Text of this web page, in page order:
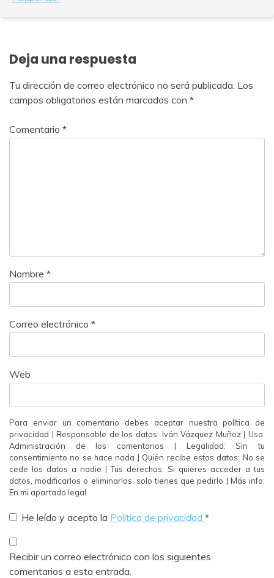
Deja una respuesta
Tu dirección de correo electrónico no será publicada. Los
campos obligatorios están marcados con *
Comentario *
Nombre *
Correo electrónico *
Web
Para enviar un comentario debes aceptar nuestra política de
privacidad | Responsable de los datos: Iván Vázquez Muñoz | Uso:
Administración de los comentarios | Legalidad: Sin tu
consentimiento no se hace nada | Quién recibe estos datos: No se
cede los datos a nadie | Tus derechos: Si quieres acceder a tus
datos, modificarlos o eliminarlos, solo tienes que pedirlo | Más info:
En mi apartado legal.
He leído y acepto la Política de privacidad *
Recibir un correo electrónico con los siguientes
comentarios a esta entrada.